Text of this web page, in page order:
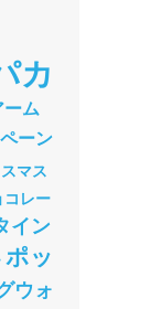
カ
ーム
ーン
マス
コレー
イン
ポッ
ウォ